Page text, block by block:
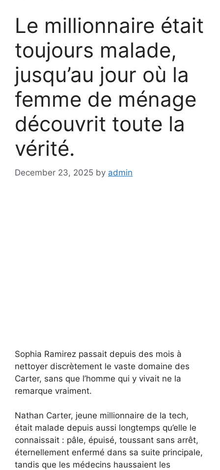
Le millionnaire était
toujours malade,
jusqu’au jour où la
femme de ménage
découvrit toute la
vérité.
December 23, 2025 by admin
Sophia Ramirez passait depuis des mois à
nettoyer discrètement le vaste domaine des
Carter, sans que l’homme qui y vivait ne la
remarque vraiment.
Nathan Carter, jeune millionnaire de la tech,
était malade depuis aussi longtemps qu’elle le
connaissait : pâle, épuisé, toussant sans arrêt,
éternellement enfermé dans sa suite principale,
tandis que les médecins haussaient les